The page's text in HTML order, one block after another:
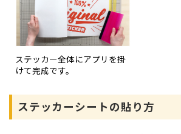
ステッカー全体にアプリを掛
けて完成です。
ステッカーシートの貼り方